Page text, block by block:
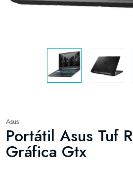
Asus
Portátil Asus Tuf
Gráfica Gtx